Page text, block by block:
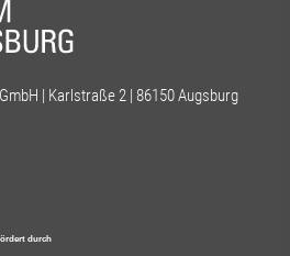
| Karlstraße 2 | 86150 Augsburg